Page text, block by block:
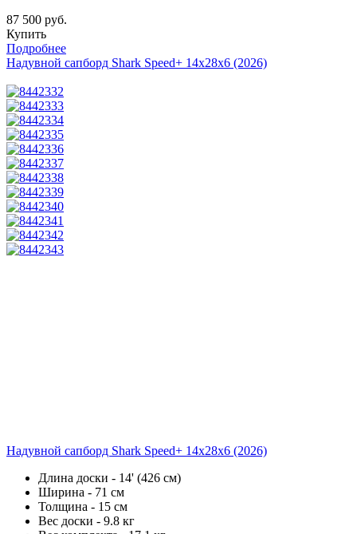
87 500 руб.
Купить
Подробнее
Надувной сапборд Shark Speed+ 14x28x6 (2026)
Надувной сапборд Shark Speed+ 14x28x6 (2026)
Длина доски - 14' (426 см)
Ширина - 71 см
Толщина - 15 см
Вес доски - 9.8 кг